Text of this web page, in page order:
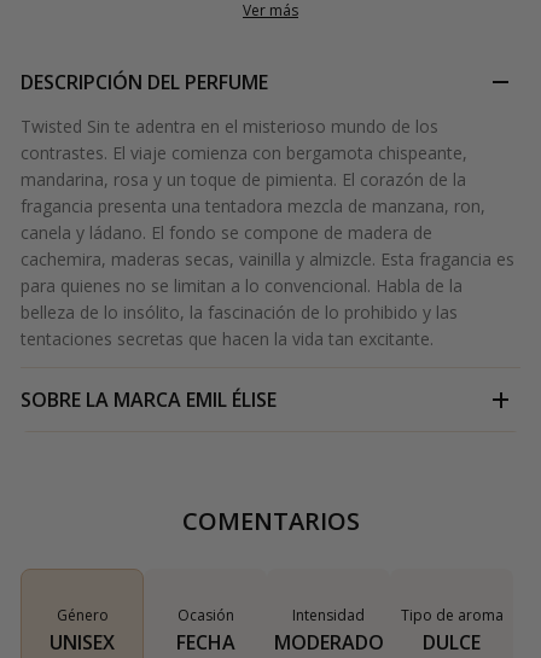
Ver más
DESCRIPCIÓN DEL PERFUME
Twisted Sin te adentra en el misterioso mundo de los
contrastes. El viaje comienza con bergamota chispeante,
mandarina, rosa y un toque de pimienta. El corazón de la
fragancia presenta una tentadora mezcla de manzana, ron,
canela y ládano. El fondo se compone de madera de
cachemira, maderas secas, vainilla y almizcle. Esta fragancia es
para quienes no se limitan a lo convencional. Habla de la
belleza de lo insólito, la fascinación de lo prohibido y las
tentaciones secretas que hacen la vida tan excitante.
SOBRE LA MARCA EMIL ÉLISE
COMENTARIOS
Género
UNISEX
Ocasión
FECHA
Intensidad
MODERADO
Tipo de aroma
DULCE